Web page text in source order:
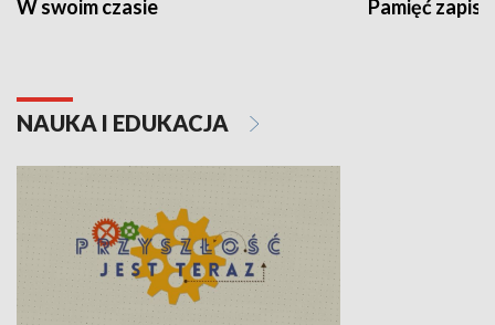
W swoim czasie Pamięć
NAUKA I EDUKACJA